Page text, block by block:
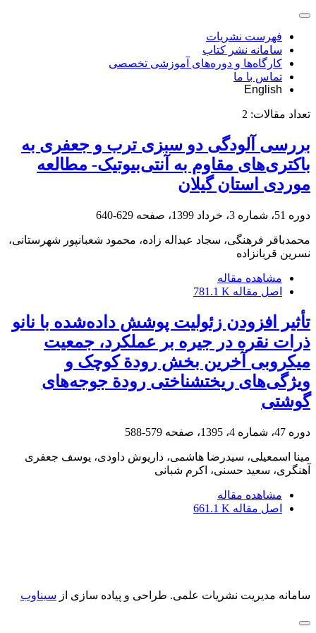
فهرست نشریات
سامانه نشر کتاب
کارگاه‌ها و دوره‌های آموزشی تخصصی
تماس با ما
English
تعداد مقالات: 2
بررسی آلودگی دو سبزی ترب و جعفری به
باکتری‌های مقاوم به آنتی‌بیوتیک- مطالعه
موردی استان گیلان
دوره 51، شماره 3، خرداد 1399، صفحه 629-640
محمدباقر فرهنگی، سجاد عبداله زاده، محمود شعبانپور شهرستانی،
نسرین قربانزاده
مشاهده مقاله
اصل مقاله 781.1 K
تأثیر افزودن زئولیت پوشش داده‌شده با نانو
ذرات نقره در جیره بر عملکرد، جمعیت
میکروبی آخرین بخش رودة کوچک و
ویژگی‌های ریختشناختی رودة جوجه‌های
گوشتی
دوره 47، شماره 4، 1395، صفحه 579-588
مینا اسمعیلی، سیدرضا هاشمی، داریوش داودی، یوسف جعفری
آهنگری، سعید حسنی، اکرم شبانی
مشاهده مقاله
اصل مقاله 661.1 K
سامانه مدیریت نشریات علمی. طراحی و پیاده سازی از سیناوب